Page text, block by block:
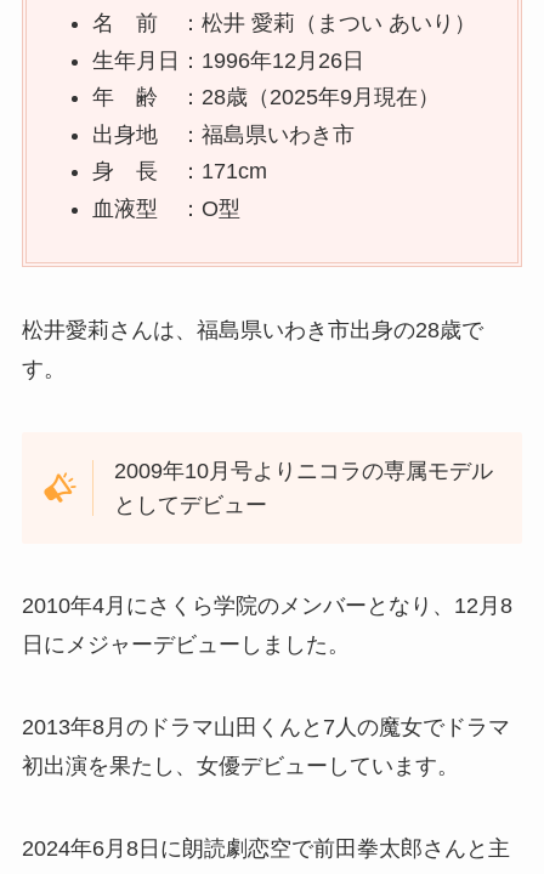
名 前 ：松井 愛莉（まつい あいり）
生年月日：1996年12月26日
年 齢 ：28歳（2025年9月現在）
出身地 ：福島県いわき市
身 長 ：171cm
血液型 ：O型
松井愛莉さんは、福島県いわき市出身の28歳で
す。
2009年10月号よりニコラの専属モデル
としてデビュー
2010年4月にさくら学院のメンバーとなり、12月8
日にメジャーデビューしました。
2013年8月のドラマ山田くんと7人の魔女でドラマ
初出演を果たし、女優デビューしています。
2024年6月8日に朗読劇恋空で前田拳太郎さんと主